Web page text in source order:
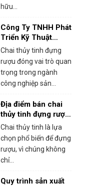
hữu...
Công Ty TNHH Phát
Triển Kỹ Thuật
Bách Hoa – Xưởng
sản xuất chai thủy
tinh đựng rượu chất
lượng
Chai thủy tinh đựng
rượu đóng vai trò quan
trọng trong ngành
công nghiệp sản...
Địa điểm bán chai
thủy tinh đựng rượu
uy tín, chất lượng
tại Hà Nội
Chai thủy tinh là lựa
chọn phổ biến để đựng
rượu, vì chúng không
chỉ...
Quy trình sản xuất